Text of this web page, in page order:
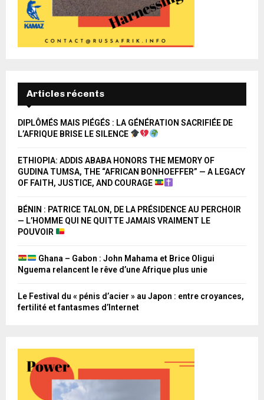
Articles récents
DIPLÔMÉS MAIS PIÉGÉS : LA GÉNÉRATION SACRIFIÉE DE
L’AFRIQUE BRISE LE SILENCE
ETHIOPIA: ADDIS ABABA HONORS THE MEMORY OF
GUDINA TUMSA, THE “AFRICAN BONHOEFFER” — A LEGACY
OF FAITH, JUSTICE, AND COURAGE
BÉNIN : PATRICE TALON, DE LA PRÉSIDENCE AU PERCHOIR
— L’HOMME QUI NE QUITTE JAMAIS VRAIMENT LE
POUVOIR
Ghana – Gabon : John Mahama et Brice Oligui
Nguema relancent le rêve d’une Afrique plus unie
Le Festival du « pénis d’acier » au Japon : entre croyances,
fertilité et fantasmes d’Internet